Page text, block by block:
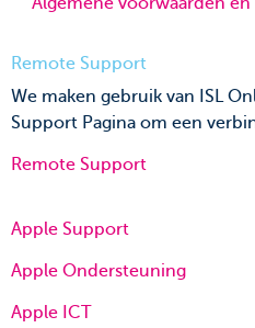
Remote Support
We maken gebruik van ISL
Support Pagina om een
Remote Support
Apple Support
Apple Ondersteuning
Apple ICT